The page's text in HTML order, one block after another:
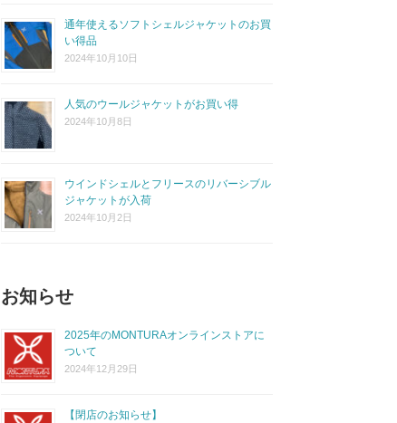
通年使えるソフトシェルジャケットのお買
い得品
2024年10月10日
人気のウールジャケットがお買い得
2024年10月8日
ウインドシェルとフリースのリバーシブル
ジャケットが入荷
2024年10月2日
お知らせ
2025年のMONTURAオンラインストアに
ついて
2024年12月29日
【閉店のお知らせ】